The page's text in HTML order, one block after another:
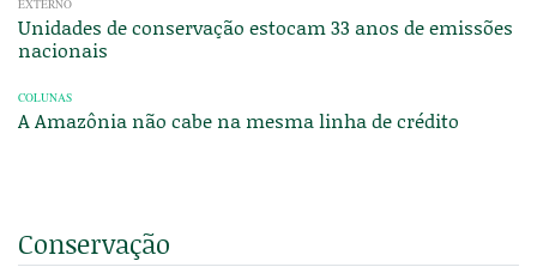
EXTERNO
Unidades de conservação estocam 33 anos de emissões
nacionais
COLUNAS
A Amazônia não cabe na mesma linha de crédito
Conservação